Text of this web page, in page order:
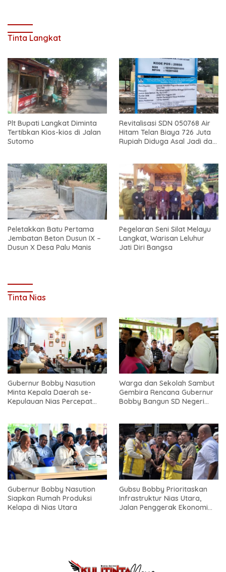
Tinta Langkat
Plt Bupati Langkat Diminta
Tertibkan Kios-kios di Jalan
Sutomo
Revitalisasi SDN 050768 Air
Hitam Telan Biaya 726 Juta
Rupiah Diduga Asal Jadi dan
Peletakkan Batu Pertama
Jembatan Beton Dusun IX –
Dusun X Desa Palu Manis
Pegelaran Seni Silat Melayu
Langkat, Warisan Leluhur
Jati Diri Bangsa
Tinta Nias
Gubernur Bobby Nasution
Minta Kepala Daerah se-
Kepulauan Nias Percepat
Warga dan Sekolah Sambut
Gembira Rencana Gubernur
Bobby Bangun SD Negeri
Gubernur Bobby Nasution
Siapkan Rumah Produksi
Kelapa di Nias Utara
Gubsu Bobby Prioritaskan
Infrastruktur Nias Utara,
Jalan Penggerak Ekonomi